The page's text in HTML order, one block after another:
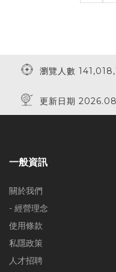
瀏覽人數
更新日期
一般資訊
關於我們
- 經營理念
使用條款
私隱政策
人才招聘